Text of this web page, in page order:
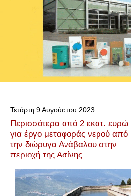
Τετάρτη 9 Αυγούστου 2023
Περισσότερα από 2 εκατ. ευρώ
για έργο μεταφοράς νερού από
την διώρυγα Ανάβαλου στην
περιοχή της Ασίνης